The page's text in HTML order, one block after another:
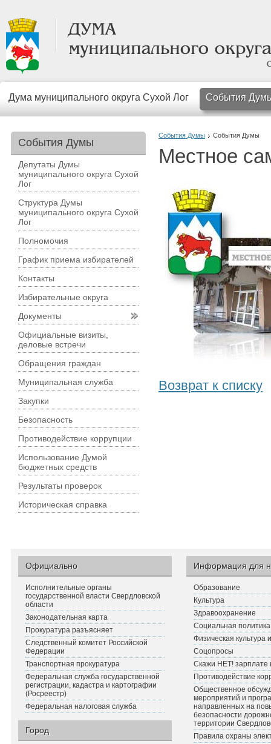
Дума муниципального округа Сухой Лог События
События Думы События Думы
Местное
Возврат к списку
События Думы
Депутаты Думы
муниципального округа Сухой
Лог
Структура Думы
муниципального округа Сухой
Лог
Полномочия
График приема избирателей
Контакты
Избирательные округа
Документы
Официальные визиты,
деловые встречи
Обращения граждан
Муниципальная служба
Закупки
Безопасность
Противодействие коррупции
Использование Думой
бюджетных средств
Результаты проверок
Историческая справка
Официально
Исполнительные органы
государственной власти Свердловской
области
Законодательная карта
Прокуратура разъясняет
Следственный комитет Российской
Федерации
Транспортная прокуратура
Федеральная служба государственной
регистрации, кадастра и картографии
(Росреестр)
Федеральная налоговая служба
Город
Информация для
Образование
Культура
Здравоохранение
Социальная политика
Физическая культура
Соцопросы
Скажи НЕТ! зарплате
Противодействие
Общественное
мероприятий и
направленных на
безопасности
территории
Правила охраны